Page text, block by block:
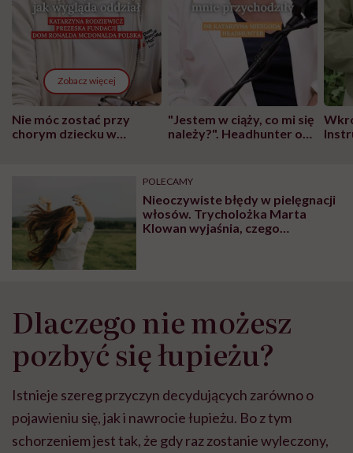
Zobacz więcej
Nie móc zostać przy
chorym dziecku w
wyobraźni"
"Jestem w ciąży, co mi się
należy?". Headhunter o
pracy
POLECAMY
Nieoczywiste błędy w pielęgnacji
włosów. Trycholożka Marta
Klowan wyjaśnia, czego
Dlaczego nie możesz
pozbyć się łupieżu?
Istnieje szereg przyczyn decydujących zarówno o
pojawieniu się, jak i nawrocie łupieżu. Bo z tym
schorzeniem jest tak, że gdy raz zostanie wyleczony,